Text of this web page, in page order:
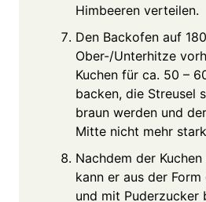
Himbeeren verteilen.
Den Backofen auf
Ober-/Unterhitze
Kuchen für ca. 50 –
backen, die Streusel
braun werden und
Mitte nicht mehr
Nachdem der
kann er aus der
und mit Puderzucker